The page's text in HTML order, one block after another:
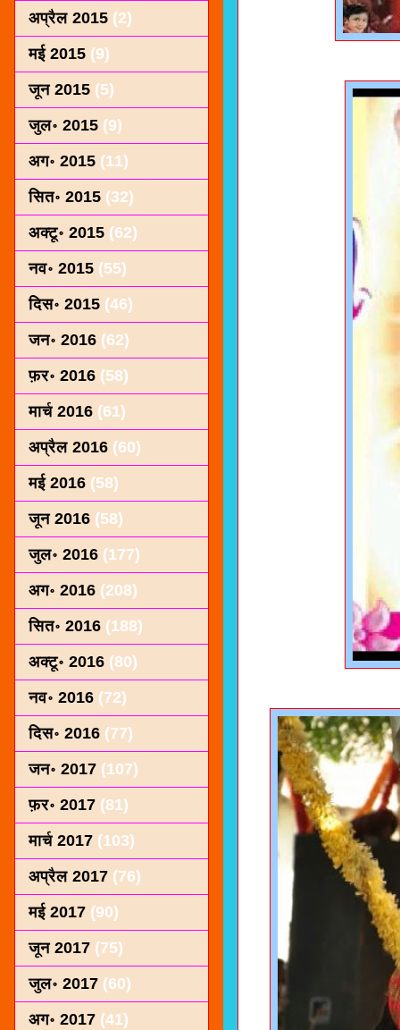
अप्रैल 2015 (2)
मई 2015 (9)
जून 2015 (5)
जुल॰ 2015 (9)
अग॰ 2015 (11)
सित॰ 2015 (32)
अक्टू॰ 2015 (62)
नव॰ 2015 (55)
दिस॰ 2015 (46)
जन॰ 2016 (62)
फ़र॰ 2016 (58)
मार्च 2016 (61)
अप्रैल 2016 (60)
मई 2016 (58)
जून 2016 (58)
जुल॰ 2016 (177)
अग॰ 2016 (208)
सित॰ 2016 (188)
अक्टू॰ 2016 (80)
नव॰ 2016 (72)
दिस॰ 2016 (77)
जन॰ 2017 (107)
फ़र॰ 2017 (81)
मार्च 2017 (103)
अप्रैल 2017 (76)
मई 2017 (90)
जून 2017 (75)
जुल॰ 2017 (60)
अग॰ 2017 (41)